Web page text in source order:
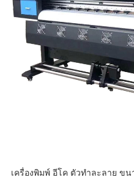
เครื่องพิมพ์ อีโค ตัวทำละลาย ข